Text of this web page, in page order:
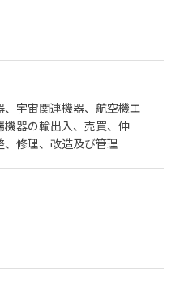
宇宙関連機器、航空機エ
器の輸出入、売買、仲
修理、改造及び管理